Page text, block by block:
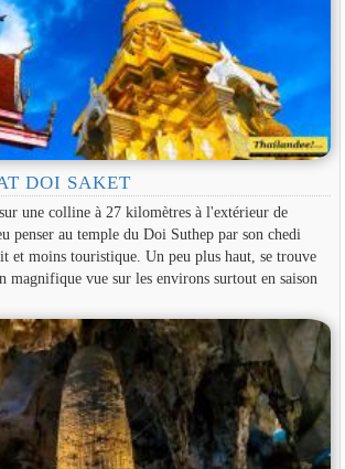
DOI SAKET
une colline à 27 kilomètres à l'extérieur de
penser au temple du Doi Suthep par son chedi
et moins touristique. Un peu plus haut, se trouve
magnifique vue sur les environs surtout en saison